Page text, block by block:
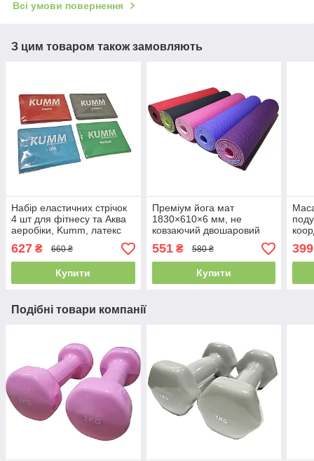
Всі умови повернення
З цим товаром також замовляють
Набір еластичних стрічок
4 шт для фітнесу та Аква
аеробіки, Kumm, латекс
627 ₴ 660 ₴
Купити
Преміум йога мат
1830×610×6 мм, не
ковзаючий двошаровий
килимок для фітнесу, TPE-
ТС
551₴ 580 ₴
Купити
399
Подібні товари компанії